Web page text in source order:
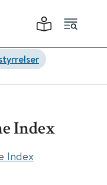
Index
Index